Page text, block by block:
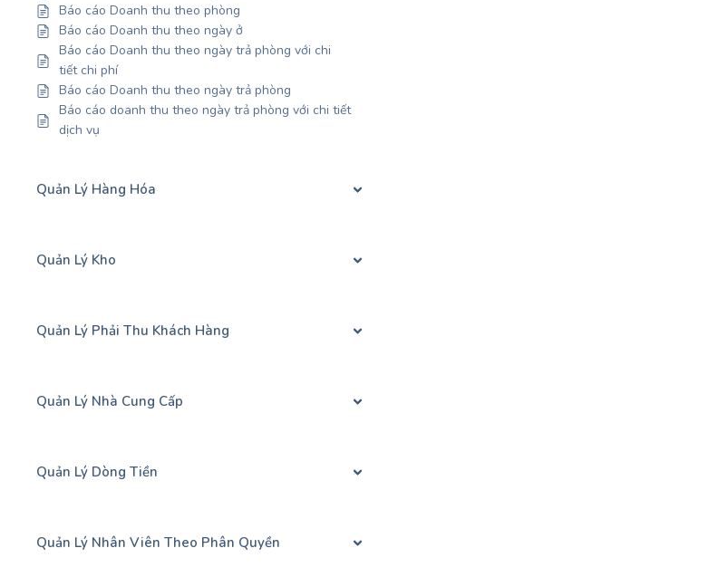
Báo cáo Doanh thu theo phòng
Báo cáo Doanh thu theo ngày ở
Báo cáo Doanh thu theo ngày trả phòng với chi
tiết chi phí
Báo cáo Doanh thu theo ngày trả phòng
Báo cáo doanh thu theo ngày trả phòng với chi tiết
dịch vụ
Quản Lý Hàng Hóa
Quản Lý Kho
Quản Lý Phải Thu Khách Hàng
Quản Lý Nhà Cung Cấp
Quản Lý Dòng Tiền
Quản Lý Nhân Viên Theo Phân Quyền